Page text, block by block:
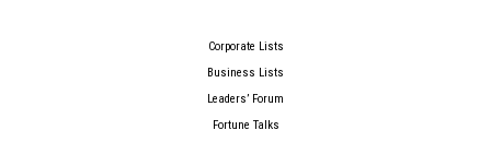
Corporate Lists
Business Lists
Leaders’ Forum
Fortune Talks